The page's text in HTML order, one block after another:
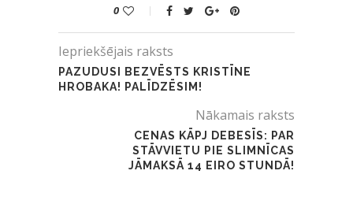
0
Iepriekšējais raksts
PAZUDUSI BEZVĒSTS KRISTĪNE
HROBAKA! PALĪDZĒSIM!
Nākamais raksts
CENAS KĀPJ DEBESĪS: PAR
STĀVVIETU PIE SLIMNĪCAS
JĀMAKSĀ 14 EIRO STUNDĀ!